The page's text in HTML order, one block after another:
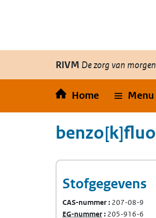
RIVM De zorg van morgen
Home Menu
Stofgegevens
CAS-nummer 207-08-9
EG-nummer(Europees
205-916-6